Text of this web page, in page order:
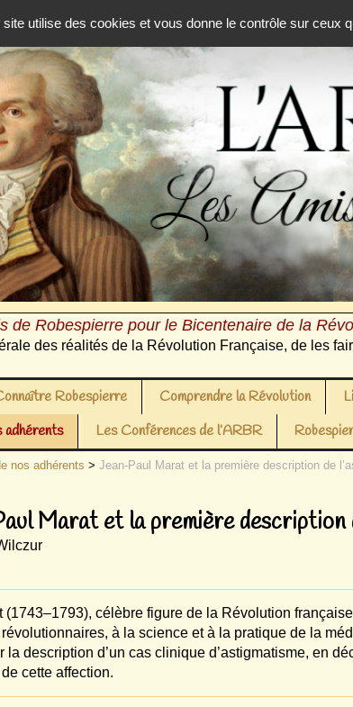
site utilise des cookies et vous donne le contrôle sur ceux
de Robespierre pour le Bicentenaire de la
des réalités de la Révolution Française, de les
Robespierre Comprendre la Révolution
adhérents
Les Conférences de l’ARBR
nos adhérents >Jean-Paul Marat et la première description de
Marat et la première description
(1743–1793), célèbre figure de la Révolution
à la science et à la pratique de la
la description d’un cas clinique d’astigmatisme, en
cette affection.